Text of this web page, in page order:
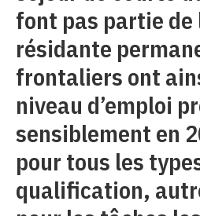
font pas partie
résidante
frontaliers ont
niveau d’emploi
sensiblement en
pour tous les
qualification,